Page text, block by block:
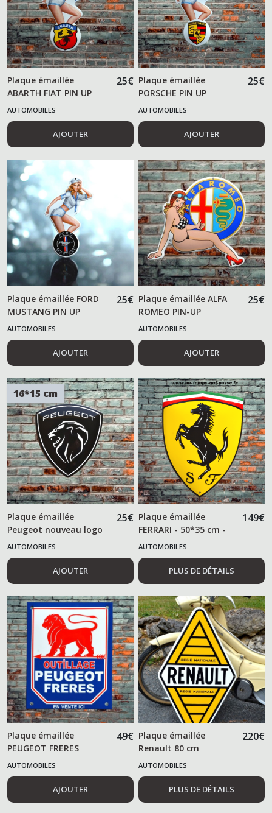
Plaque émaillée
ABARTH FIAT PIN UP
25€
AUTOMOBILES
AJOUTER
Plaque émaillée
PORSCHE PIN UP
25€
AUTOMOBILES
AJOUTER
Plaque émaillée FORD
MUSTANG PIN UP
25€
AUTOMOBILES
AJOUTER
Plaque émaillée ALFA
ROMEO PIN-UP
25€
AUTOMOBILES
AJOUTER
16*15 cm
Plaque émaillée
Peugeot nouveau logo
25€
AUTOMOBILES
AJOUTER
Plaque émaillée
FERRARI - 50*35 cm -
149€
AUTOMOBILES
PLUS DE DÉTAILS
Plaque émaillée
PEUGEOT FRERES
outillage
49€
AUTOMOBILES
AJOUTER
Plaque émaillée
Renault 80 cm
220€
AUTOMOBILES
PLUS DE DÉTAILS
Tracteurs
-
Agriculture
(12)
Divers
(35)
(13)
Afficher
les
résultats